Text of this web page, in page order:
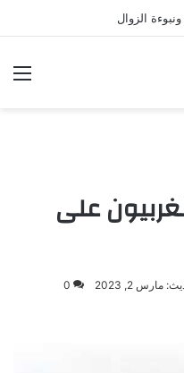
الزوال
على
مارس 2, 2023 0